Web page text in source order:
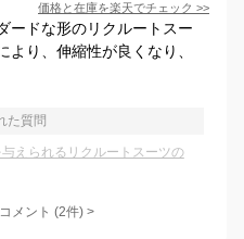
価格と在庫を楽天でチェック >>
ードな形のリクルートスー
り、伸縮性が良くなり、
た質問
えられるリクルートスーツの
メント (2件) >